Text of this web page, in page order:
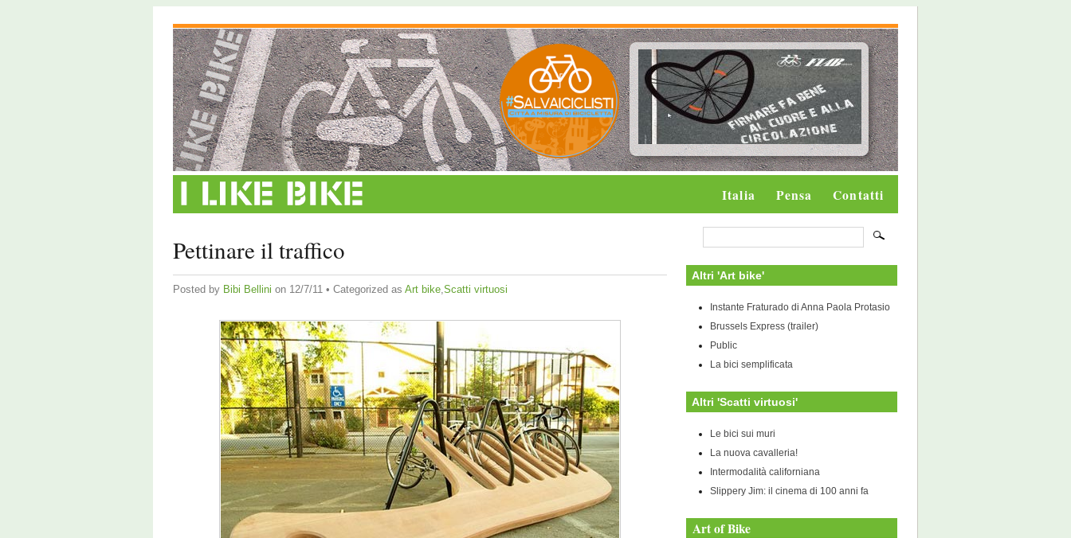
Italia Pensa Contatti
Pettinare il traffico
Posted by Bibi Bellini on 12/7/11 • Categorized as Art bike,Scatti virtuosi
Altri 'Art bike'
Instante Fraturado di Anna Paola Protasio
Brussels Express (trailer)
Public
La bici semplificata
Altri 'Scatti virtuosi'
Le bici sui muri
La nuova cavalleria!
Intermodalità californiana
Slippery Jim: il cinema di 100 anni fa
Art of Bike